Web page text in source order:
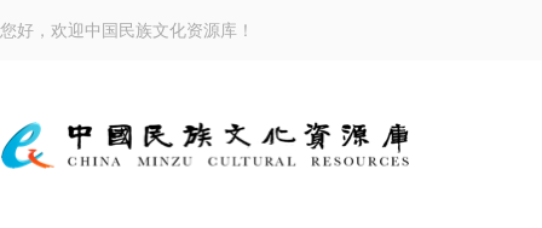
您好，欢迎中国民族文化资源库！